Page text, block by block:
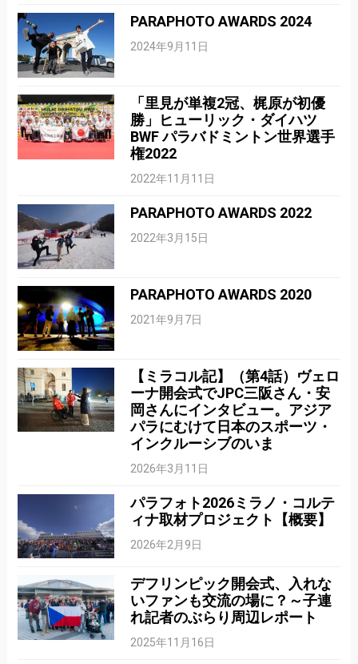
PARAPHOTO AWARDS 2024
2024年9月11日
「里見が単複2冠、梶原が初優
勝」ヒューリック・ダイハツ
BWF パラバドミントン世界選手
権2022
2022年11月11日
PARAPHOTO AWARDS 2022
2022年3月15日
PARAPHOTO AWARDS 2020
2021年9月7日
【ミラコル記】（第4話）ヴェロ
ーナ開会式でJPC三阪さん・安
岡さんにインタビュー。アジア
パラにむけて日本のスポーツ・
インクルーシブのいま
2026年3月11日
パラフォト2026ミラノ・コルテ
ィナ取材プロジェクト【概要】
2026年2月9日
デフリンピック開会式、入れな
いファンも交流の場に？～子連
れ記者のぶらり周辺レポート
2025年11月16日